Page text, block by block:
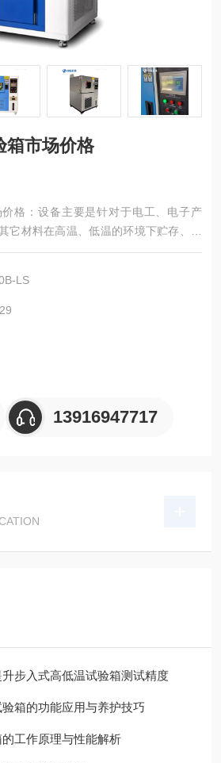
箱市场价格
格：设备主要是针对于电工、电子产
它材料在高温、低温的环境下贮存、运
。本试验设备主要用于对产品按照国家
环境模拟测试，测试后，通过检测，来
然能够符合预定要求，以便于产品设
LS
13916947717
步入式高低温试验箱测试精度
箱的功能应用与养护技巧
工作原理与性能解析